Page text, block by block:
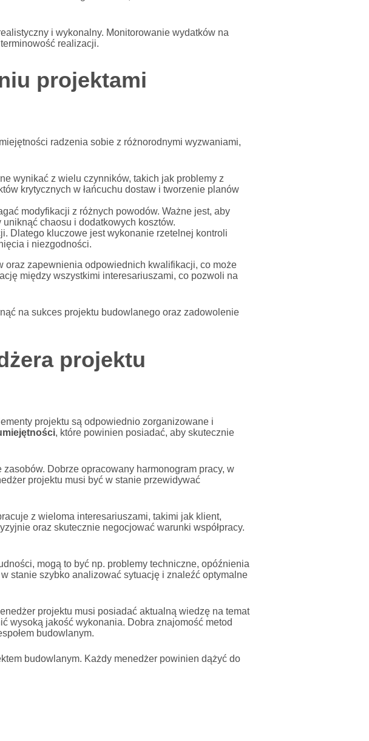
i wykonalny. Monitorowanie wydatków na
realizacji.
projektami
radzenia sobie z różnorodnymi wyzwaniami,
wynikać z wielu czynników, takich jak problemy z
krytycznych w łańcuchu dostaw i tworzenie planów
modyfikacji z różnych powodów. Ważne jest, aby
chaosu i dodatkowych kosztów.
Dlatego kluczowe jest wykonanie rzetelnej kontroli
i niezgodności.
oraz zapewnienia odpowiednich kwalifikacji, co może
między wszystkimi interesariuszami, co pozwoli na
na sukces projektu budowlanego oraz zadowolenie
projektu
projektu są odpowiednio zorganizowane i
, które powinien posiadać, aby skutecznie
Dobrze opracowany harmonogram pracy, w
projektu musi być w stanie przewidywać
z wieloma interesariuszami, takimi jak klient,
oraz skutecznie negocjować warunki współpracy.
mogą to być np. problemy techniczne, opóźnienia
stanie szybko analizować sytuację i znaleźć optymalne
projektu musi posiadać aktualną wiedzę na temat
wysoką jakość wykonania. Dobra znajomość metod
budowlanym.
budowlanym. Każdy menedżer powinien dążyć do